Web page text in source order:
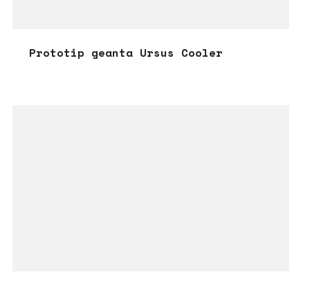
Prototip geanta Ursus Cooler